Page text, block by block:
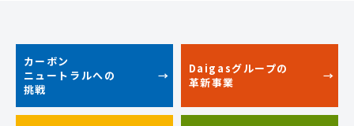
カーボン
ニュートラルへの
挑戦
Daigasグループの
革新事業